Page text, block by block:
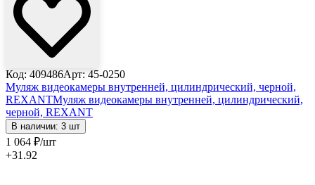
Код: 409486Арт: 45-0250
Муляж видеокамеры внутренней, цилиндрический, черной,
REXANTМуляж видеокамеры внутренней, цилиндрический,
черной, REXANT
В наличии: 3 шт
1 064 ₽/шт
+31.92